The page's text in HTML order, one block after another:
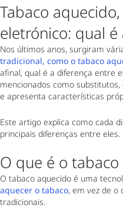
Tabaco
eletrónico: qual é
Nos últimos anos, surgiram
tradicional, como o tabaco
afinal, qual é a diferença entre
mencionados como
e apresenta características
Este artigo explica como cada
principais diferenças entre eles.
O que é o
O tabaco aquecido é uma
aquecer o tabaco, em vez de o
tradicionais.